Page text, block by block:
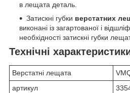
в лещата деталь.
Затискні губки верстатних
виконані із загартованої і
необхідності затискні губки
Технічні
Верстатні лещата
артикул